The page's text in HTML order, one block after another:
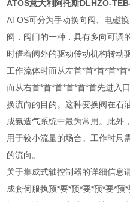
ATOS意大利阿托斯DLHZO-
ATOS可分为手动换向阀、电磁
阀，阀门的一种，具有多向可调
时借着阀外的驱动传动机构转动
工作流体时而从左首*首*首*首*
而从右首*首*首*首*首*首先进入
换流向的目的。这种变换阀在石
成氨造气系统中最为常用。此外
用于较小流量的场合。工作时只
的流向。
关于集成式轴控制器的详细信息
成套伺服执预*要*预*要*预*要*